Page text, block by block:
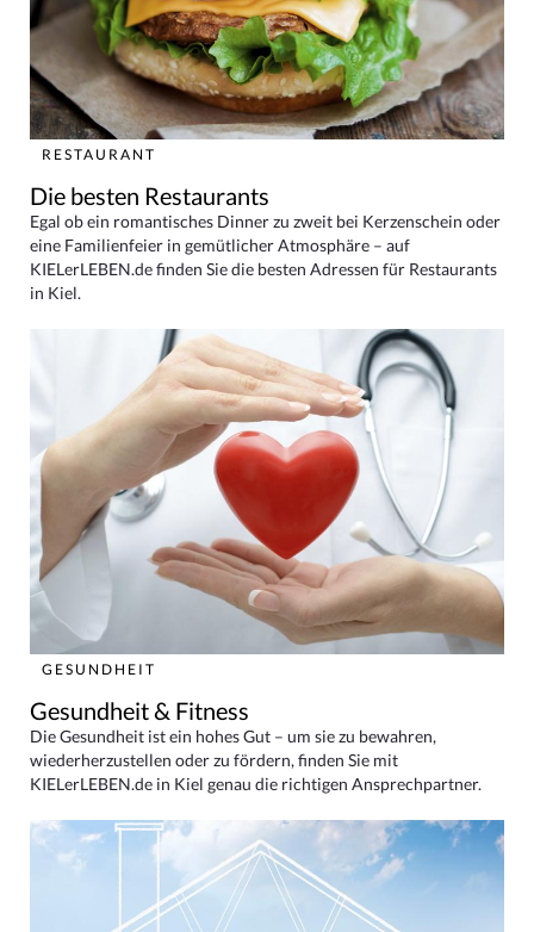
RESTAURANT
Die besten Restaurants
Egal ob ein romantisches Dinner zu zweit bei Kerzenschein oder
eine Familienfeier in gemütlicher Atmosphäre – auf
KIELerLEBEN.de finden Sie die besten Adressen für Restaurants
in Kiel.
GESUNDHEIT
Gesundheit & Fitness
Die Gesundheit ist ein hohes Gut – um sie zu bewahren,
wiederherzustellen oder zu fördern, finden Sie mit
KIELerLEBEN.de in Kiel genau die richtigen Ansprechpartner.